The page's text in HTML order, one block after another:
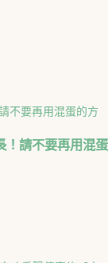
！請不要再用混蛋